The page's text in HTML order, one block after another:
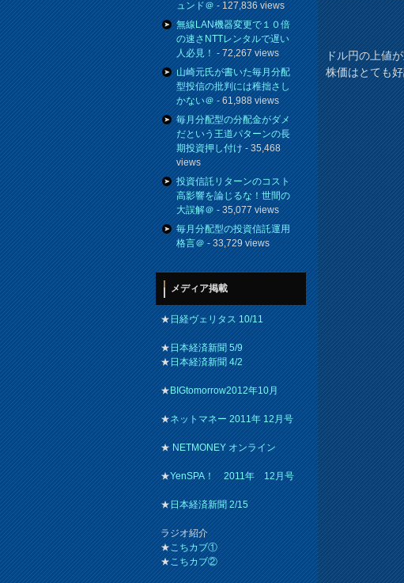
ドル円の上値
株価はとても
ュンド＠- 127,836 views
無線LAN機器変更で１０倍
の速さNTTレンタルで遅い
人必見！- 72,267 views
山崎元氏が書いた毎月分配
型投信の批判には稚拙さし
かない＠- 61,988 views
毎月分配型の分配金がダメ
だという王道パターンの長
期投資押し付け- 35,468
views
投資信託リターンのコスト
高影響を論じるな！世間の
大誤解＠- 35,077 views
毎月分配型の投資信託運用
格言＠- 33,729 views
メディア掲載
★日経ヴェリタス 10/11
★日本経済新聞 5/9
★日本経済新聞 4/2
★BIGtomorrow2012年10月
★ネットマネー 2011年 12月号
★NETMONEY オンライン
★YenSPA！ 2011年 12月号
★日本経済新聞 2/15
ラジオ紹介
★こちカブ①
★こちカブ②